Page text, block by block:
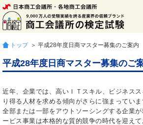
トップ ＞ 平成28年度日商マスター募集のご案内
平成28年度日商マスター募集のご
近年、企業では、高いＩＴスキル、ビジネス
り得る人材を求める傾向がさらに強まってい
全部または一部をアウトソーシングする企業
ービス事業は本格的な質的競争の時代を迎え